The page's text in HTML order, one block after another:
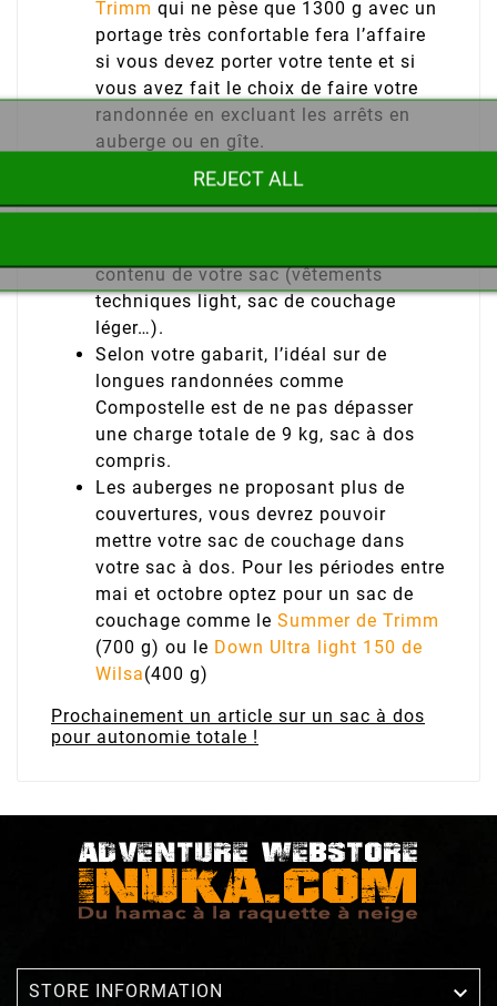
Trimm qui ne pèse que 1300 g avec un
portage très confortable fera l’affaire
si vous devez porter votre tente et si
vous avez fait le choix de faire votre
randonnée en excluant les arrêts en
auberge ou en gîte.
Un Sac à dos de 35 litres comme le
contenu de votre sac (vêtements
techniques light, sac de couchage
léger…).
Selon votre gabarit, l’idéal sur de
longues randonnées comme
Compostelle est de ne pas dépasser
une charge totale de 9 kg, sac à dos
compris.
Les auberges ne proposant plus de
couvertures, vous devrez pouvoir
mettre votre sac de couchage dans
votre sac à dos. Pour les périodes entre
mai et octobre optez pour un sac de
couchage comme le Summer de Trimm
(700 g) ou le Down Ultra light 150 de
Wilsa(400 g)
Prochainement un article sur un sac à dos
pour autonomie totale !
STORE INFORMATION 
REJECT ALL